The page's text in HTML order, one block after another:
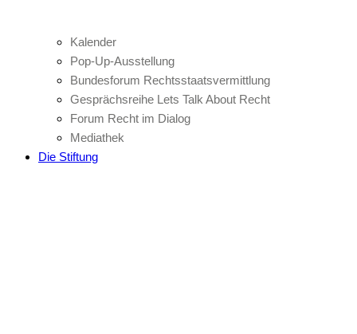
Kalender
Pop-Up-Ausstellung
Bundesforum Rechtsstaatsvermittlung
Gesprächsreihe Lets Talk About Recht
Forum Recht im Dialog
Mediathek
Die Stiftung